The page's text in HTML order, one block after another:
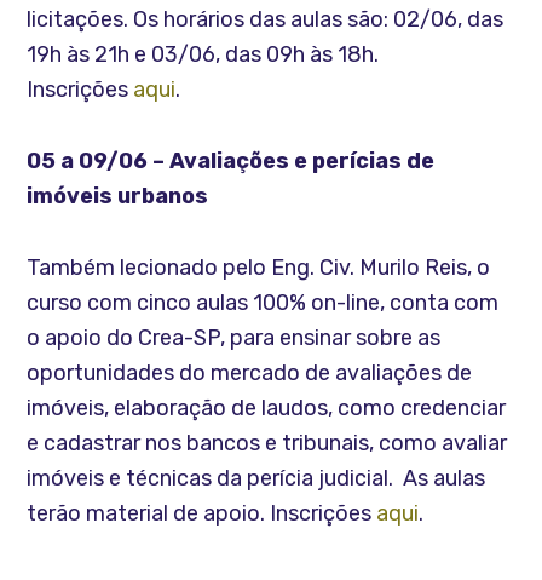
licitações. Os horários das aulas são: 02/06, das
19h às 21h e 03/06, das 09h às 18h.
Inscrições aqui.
05 a 09/06 – Avaliações e perícias de
imóveis urbanos
Também lecionado pelo Eng. Civ. Murilo Reis, o
curso com cinco aulas 100% on-line, conta com
o apoio do Crea-SP, para ensinar sobre as
oportunidades do mercado de avaliações de
imóveis, elaboração de laudos, como credenciar
e cadastrar nos bancos e tribunais, como avaliar
imóveis e técnicas da perícia judicial. As aulas
terão material de apoio. Inscrições aqui.